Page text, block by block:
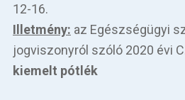
12-16.
Illetmény: az Egészségügyi
jogviszonyról szóló 2020 évi
kiemelt pótlék